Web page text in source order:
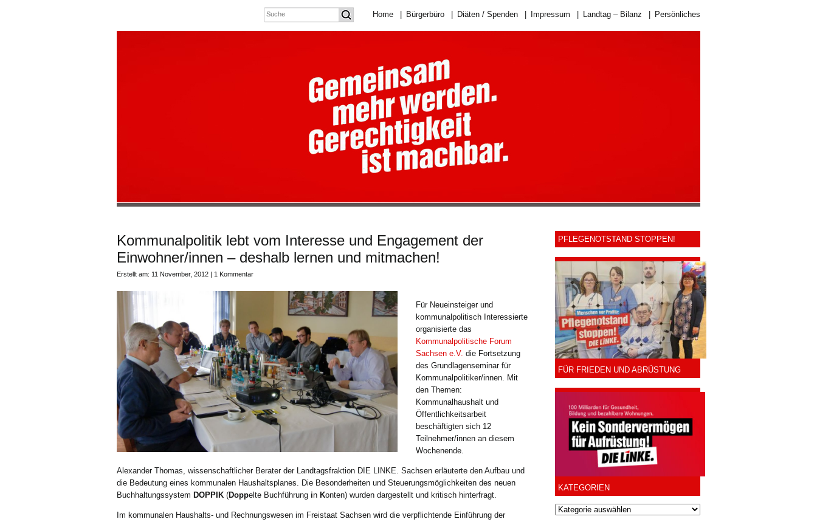
Home Bürgerbüro Diäten / Spenden Impressum Landtag – Bilanz Persönliches
Kommunalpolitik lebt vom Interesse und Engagement der
Einwohner/innen – deshalb lernen und mitmachen!
Erstellt am: 11 November, 2012 | 1 Kommentar
Für Neueinsteiger und
kommunalpolitisch Interessierte
organisierte das
Kommunalpolitische Forum
Sachsen e.V. die Fortsetzung
des Grundlagenseminar für
Kommunalpolitiker/innen. Mit
den Themen:
Kommunalhaushalt und
Öffentlichkeitsarbeit
beschäftigten sich 12
Teilnehmer/innen an diesem
Wochenende.
Alexander Thomas, wissenschaftlicher Berater der Landtagsfraktion DIE LINKE. Sachsen erläuterte den Aufbau und
die Bedeutung eines kommunalen Haushaltsplanes. Die Besonderheiten und Steuerungsmöglichkeiten des neuen
Buchhaltungssystem DOPPIK (Doppelte Buchführung in Konten) wurden dargestellt und kritisch hinterfragt.
Im kommunalen Haushalts- und Rechnungswesen im Freistaat Sachsen wird die verpflichtende Einführung der
PFLEGENOTSTAND STOPPEN!
FÜR FRIEDEN UND ABRÜSTUNG
KATEGORIEN